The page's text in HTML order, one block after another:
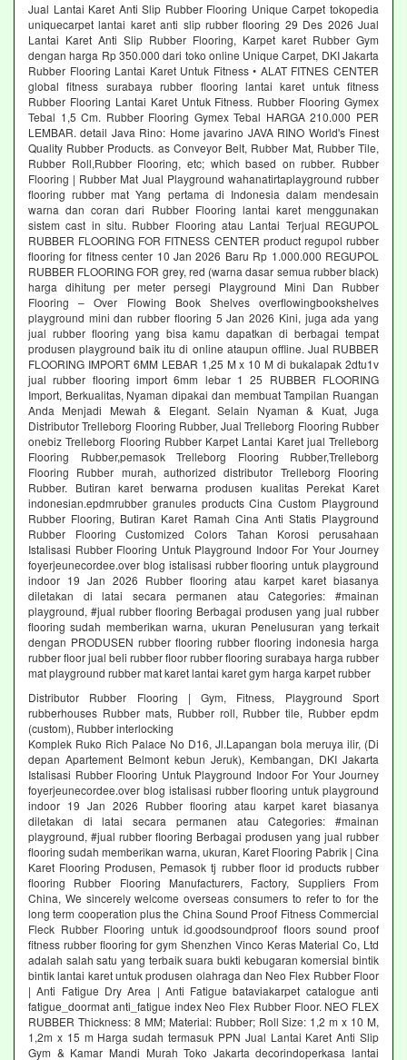
Jual Lantai Karet Anti Slip Rubber Flooring Unique Carpet tokopedia
uniquecarpet lantai karet anti slip rubber flooring 29 Des 2026 Jual
Lantai Karet Anti Slip Rubber Flooring, Karpet karet Rubber Gym
dengan harga Rp 350.000 dari toko online Unique Carpet, DKI Jakarta
Rubber Flooring Lantai Karet Untuk Fitness • ALAT FITNES CENTER
global fitness surabaya rubber flooring lantai karet untuk fitness
Rubber Flooring Lantai Karet Untuk Fitness. Rubber Flooring Gymex
Tebal 1,5 Cm. Rubber Flooring Gymex Tebal HARGA 210.000 PER
LEMBAR. detail Java Rino: Home javarino JAVA RINO World's Finest
Quality Rubber Products. as Conveyor Belt, Rubber Mat, Rubber Tile,
Rubber Roll,Rubber Flooring, etc; which based on rubber. Rubber
Flooring | Rubber Mat Jual Playground wahanatirtaplayground rubber
flooring rubber mat Yang pertama di Indonesia dalam mendesain
warna dan coran dari Rubber Flooring lantai karet menggunakan
sistem cast in situ. Rubber Flooring atau Lantai Terjual REGUPOL
RUBBER FLOORING FOR FITNESS CENTER product regupol rubber
flooring for fitness center 10 Jan 2026 Baru Rp 1.000.000 REGUPOL
RUBBER FLOORING FOR grey, red (warna dasar semua rubber black)
harga dihitung per meter persegi Playground Mini Dan Rubber
Flooring – Over Flowing Book Shelves overflowingbookshelves
playground mini dan rubber flooring 5 Jan 2026 Kini, juga ada yang
jual rubber flooring yang bisa kamu dapatkan di berbagai tempat
produsen playground baik itu di online ataupun offline. Jual RUBBER
FLOORING IMPORT 6MM LEBAR 1,25 M x 10 M di bukalapak 2dtu1v
jual rubber flooring import 6mm lebar 1 25 RUBBER FLOORING
Import, Berkualitas, Nyaman dipakai dan membuat Tampilan Ruangan
Anda Menjadi Mewah & Elegant. Selain Nyaman & Kuat, Juga
Distributor Trelleborg Flooring Rubber, Jual Trelleborg Flooring Rubber
onebiz Trelleborg Flooring Rubber Karpet Lantai Karet jual Trelleborg
Flooring Rubber,pemasok Trelleborg Flooring Rubber,Trelleborg
Flooring Rubber murah, authorized distributor Trelleborg Flooring
Rubber. Butiran karet berwarna produsen kualitas Perekat Karet
indonesian.epdmrubber granules products Cina Custom Playground
Rubber Flooring, Butiran Karet Ramah Cina Anti Statis Playground
Rubber Flooring Customized Colors Tahan Korosi perusahaan
Istalisasi Rubber Flooring Untuk Playground Indoor For Your Journey
foyerjeunecordee.over blog istalisasi rubber flooring untuk playground
indoor 19 Jan 2026 Rubber flooring atau karpet karet biasanya
diletakan di latai secara permanen atau Categories: #mainan
playground, #jual rubber flooring Berbagai produsen yang jual rubber
flooring sudah memberikan warna, ukuran Penelusuran yang terkait
dengan PRODUSEN rubber flooring rubber flooring indonesia harga
rubber floor jual beli rubber floor rubber flooring surabaya harga rubber
mat playground rubber mat karet lantai karet gym harga karpet rubber
Distributor Rubber Flooring | Gym, Fitness, Playground Sport
rubberhouses Rubber mats, Rubber roll, Rubber tile, Rubber epdm
(custom), Rubber interlocking
Komplek Ruko Rich Palace No D16, Jl.Lapangan bola meruya ilir, (Di
depan Apartement Belmont kebun Jeruk), Kembangan, DKI Jakarta
Istalisasi Rubber Flooring Untuk Playground Indoor For Your Journey
foyerjeunecordee.over blog istalisasi rubber flooring untuk playground
indoor 19 Jan 2026 Rubber flooring atau karpet karet biasanya
diletakan di latai secara permanen atau Categories: #mainan
playground, #jual rubber flooring Berbagai produsen yang jual rubber
flooring sudah memberikan warna, ukuran, Karet Flooring Pabrik | Cina
Karet Flooring Produsen, Pemasok tj rubber floor id products rubber
flooring Rubber Flooring Manufacturers, Factory, Suppliers From
China, We sincerely welcome overseas consumers to refer to for the
long term cooperation plus the China Sound Proof Fitness Commercial
Fleck Rubber Flooring untuk id.goodsoundproof floors sound proof
fitness rubber flooring for gym Shenzhen Vinco Keras Material Co, Ltd
adalah salah satu yang terbaik suara bukti kebugaran komersial bintik
bintik lantai karet untuk produsen olahraga dan Neo Flex Rubber Floor
| Anti Fatigue Dry Area | Anti Fatigue bataviakarpet catalogue anti
fatigue_doormat anti_fatigue index Neo Flex Rubber Floor. NEO FLEX
RUBBER Thickness: 8 MM; Material: Rubber; Roll Size: 1,2 m x 10 M,
1,2m x 15 m Harga sudah termasuk PPN Jual Lantai Karet Anti Slip
Gym & Kamar Mandi Murah Toko Jakarta decorindoperkasa lantai